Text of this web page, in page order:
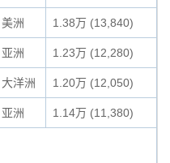
美洲 1.38万 (13,840)
亚洲 1.23万 (12,280)
大洋洲 1.20万 (12,050)
亚洲 1.14万 (11,380)